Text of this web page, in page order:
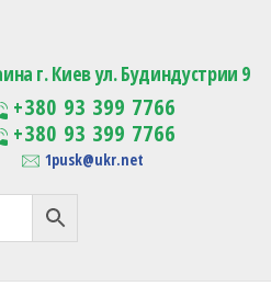
Изготовление сувенирной продукции с
г. Киев ул. Будиндустрии 9
+380 93 399 7766
+380 93 399 7766
1pusk@ukr.net